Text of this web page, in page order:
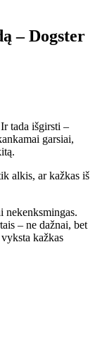
– Dogster
tada išgirsti –
garsiai,
alkis, ar kažkas iš
nekenksmingas.
– ne dažnai, bet
kažkas